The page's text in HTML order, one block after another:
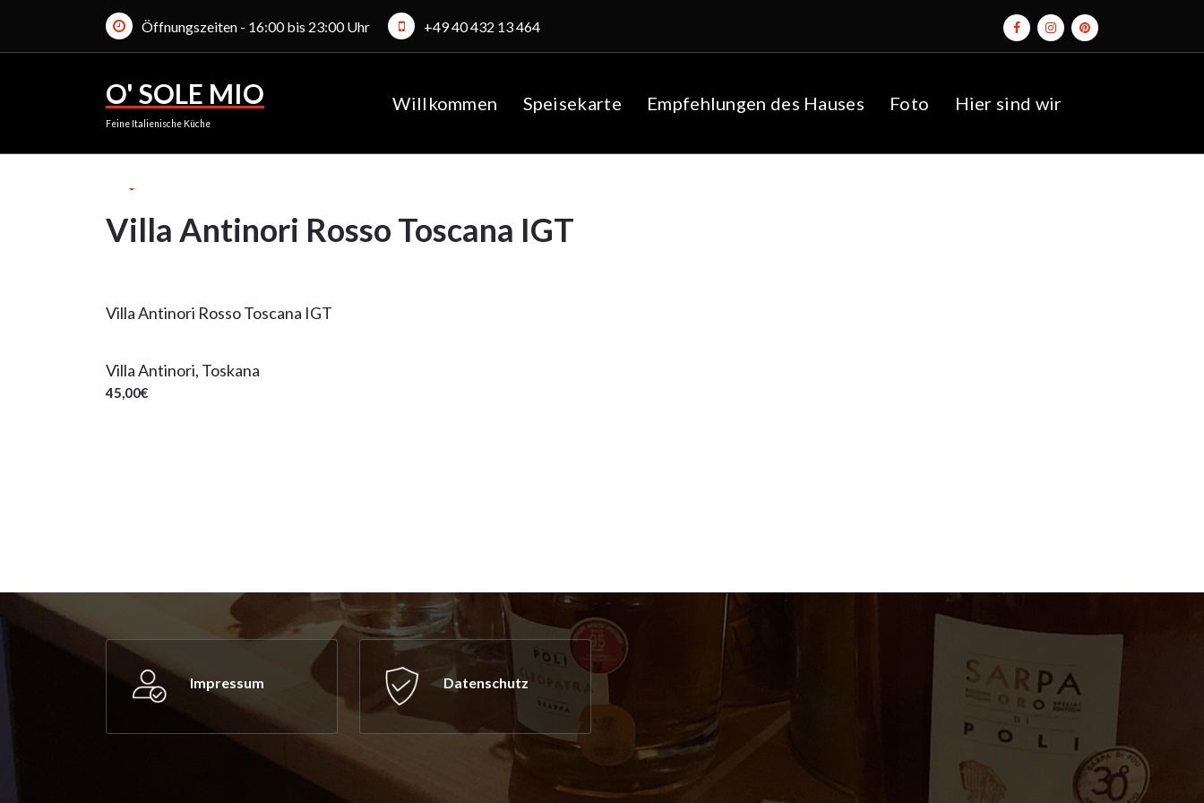
springen
Öffnungszeiten - 16:00 bis 23:00 Uhr +49 40 432 13 464
O' SOLE MIO
Feine Italienische Küche
Willkommen Speisekarte Empfehlungen des Hauses Foto Hier sind wir
28
28Sep.
2023
Villa Antinori Rosso Toscana IGT
Villa Antinori Rosso Toscana IGT
45,00€
Villa Antinori, Toskana
Impressum Datenschutz